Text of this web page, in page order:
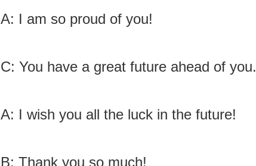
A: I am so proud of you!
C: You have a great future ahead of you.
A: I wish you all the luck in the future!
B: Thank you so much!